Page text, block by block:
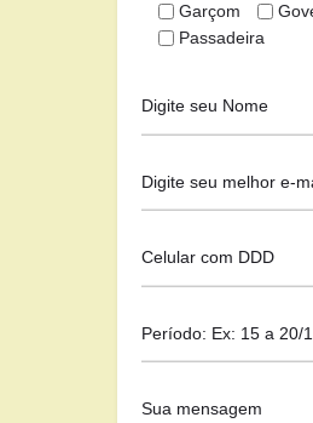
Garçom
Passadeira